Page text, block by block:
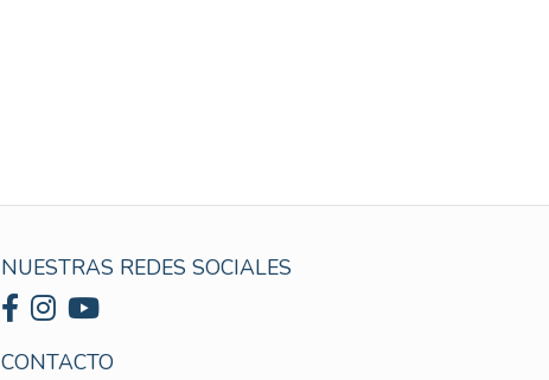
NUESTRAS REDES SOCIALES
CONTACTO